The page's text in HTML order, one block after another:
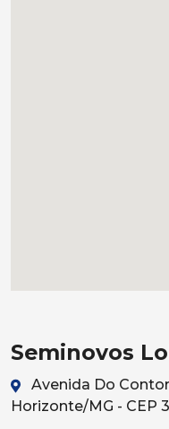
Seminovos
Avenida Do
Horizonte/MG - CEP